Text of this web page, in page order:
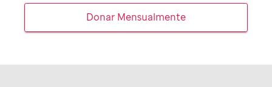
Donar Mensualmente